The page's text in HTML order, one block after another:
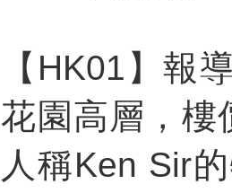
【HK01】報
花園高層，樓
人稱Ken Sir